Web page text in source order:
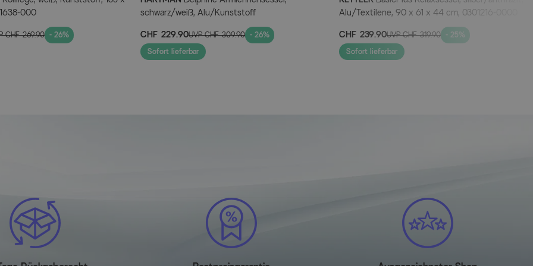
000
CHF 269.90 - 26%
schwarz/weiß, Alu/Kunststoff
CHF 229.90UVPCHF 309.90 - 26%
Sofort lieferbar
Alu/Textilene, 90 x 61 x 44 cm, 0301216-0000
CHF 239.90UVPCHF 319.90 - 25%
Sofort lieferbar